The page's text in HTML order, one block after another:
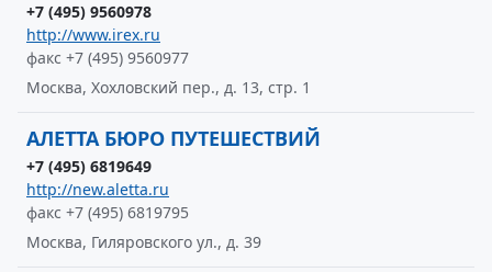
+7 (495) 9560978
http://www.irex.ru
факс +7 (495) 9560977
Москва, Хохловский пер., д. 13, стр. 1
АЛЕТТА БЮРО ПУТЕШЕСТВИЙ
+7 (495) 6819649
http://new.aletta.ru
факс +7 (495) 6819795
Москва, Гиляровского ул., д. 39